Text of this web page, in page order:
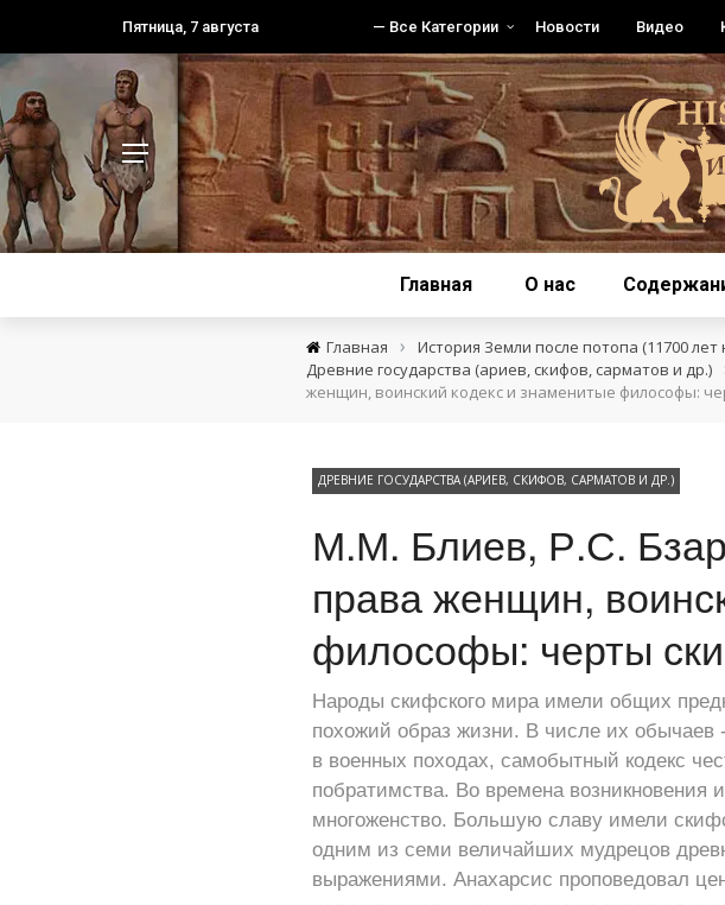
Пятница, 7 августа — Все Категории Новости Видео
Главная О нас
Главная › История Земли после потопа (11700 лет
Древние государства (ариев, скифов, сарматов и др.)
женщин, воинский кодекс и знаменитые философы:
ДРЕВНИЕ ГОСУДАРСТВА (АРИЕВ, СКИФОВ, САРМАТОВ И ДР.)
М.М. Блиев, Р.С.
права женщин,
философы: черты
Народы скифского мира имели общих
похожий образ жизни. В числе их
в военных походах, самобытный кодекс
побратимства. Во времена возникновения
многоженство. Большую славу имели
одним из семи величайших мудрецов
выражениями. Анахарсис проповедовал